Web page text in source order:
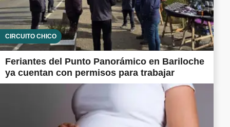
CIRCUITO CHICO
Feriantes del Punto Panorámico en Bariloche
ya cuentan con permisos para trabajar